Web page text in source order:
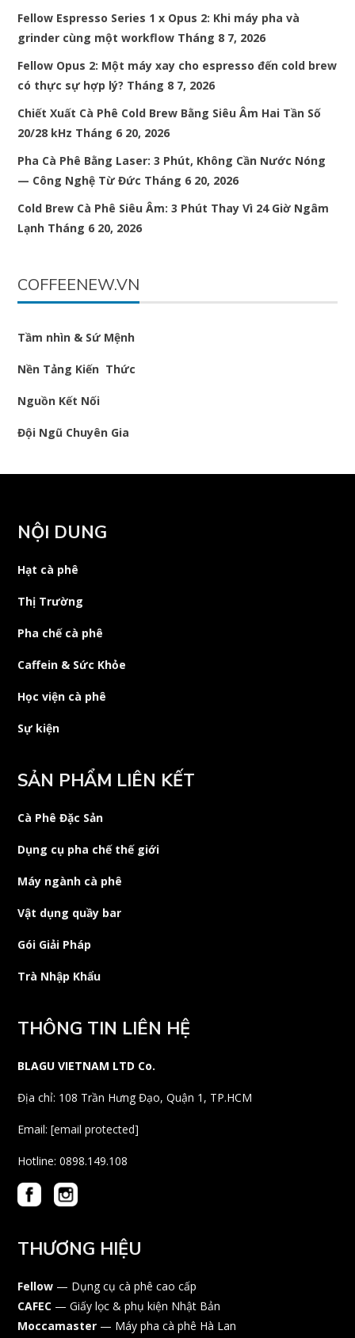
Fellow Espresso Series 1 x Opus 2: Khi máy pha và
grinder cùng một workflow Tháng 8 7, 2026
Fellow Opus 2: Một máy xay cho espresso đến cold brew
có thực sự hợp lý? Tháng 8 7, 2026
Chiết Xuất Cà Phê Cold Brew Bằng Siêu Âm Hai Tần Số
20/28 kHz Tháng 6 20, 2026
Pha Cà Phê Bằng Laser: 3 Phút, Không Cần Nước Nóng
— Công Nghệ Từ Đức Tháng 6 20, 2026
Cold Brew Cà Phê Siêu Âm: 3 Phút Thay Vì 24 Giờ Ngâm
Lạnh Tháng 6 20, 2026
COFFEENEW.VN
Tầm nhìn & Sứ Mệnh
Nền Tảng Kiến Thức
Nguồn Kết Nối
Đội Ngũ Chuyên Gia
NỘI DUNG
Hạt cà phê
Thị Trường
Pha chế cà phê
Caffein & Sức Khỏe
Học viện cà phê
Sự kiện
SẢN PHẨM LIÊN KẾT
Cà Phê Đặc Sản
Dụng cụ pha chế thế giới
Máy ngành cà phê
Vật dụng quầy bar
Gói Giải Pháp
Trà Nhập Khẩu
THÔNG TIN LIÊN HỆ
BLAGU VIETNAM LTD Co.
Địa chỉ: 108 Trần Hưng Đạo, Quận 1, TP.HCM
Email:[email protected]
Hotline: 0898.149.108
THƯƠNG HIỆU
Fellow — Dụng cụ cà phê cao cấp
CAFEC — Giấy lọc & phụ kiện Nhật Bản
Moccamaster — Máy pha cà phê Hà Lan